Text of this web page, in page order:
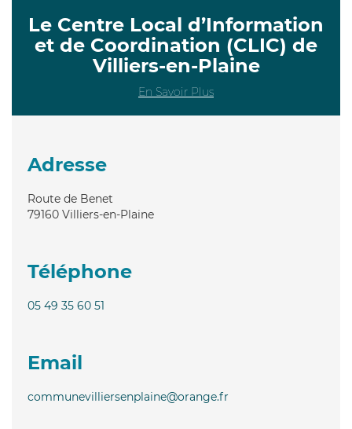
Le Centre Local d’Information
et de Coordination (CLIC) de
Villiers-en-Plaine
En Savoir Plus
Adresse
Route de Benet
79160 Villiers-en-Plaine
Téléphone
05 49 35 60 51
Email
communevilliersenplaine@orange.fr